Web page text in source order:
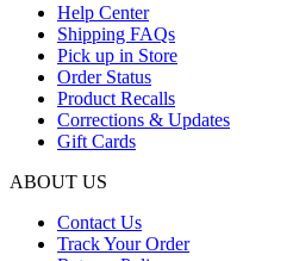
Help Center
Shipping FAQs
Pick up in Store
Order Status
Product Recalls
Corrections & Updates
Gift Cards
ABOUT US
Contact Us
Track Your Order